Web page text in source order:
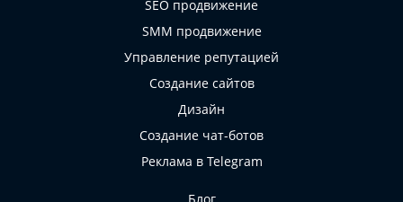
SEO продвижение
SMM продвижение
Управление репутацией
Создание сайтов
Дизайн
Создание чат-ботов
Реклама в Telegram